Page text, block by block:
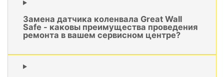
Замена датчика коленвала Great Wall
Safe - каковы преимущества проведения
ремонта в вашем сервисном центре?